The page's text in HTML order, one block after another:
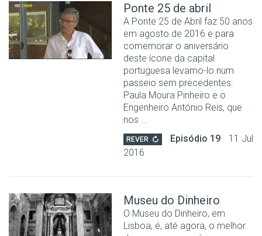
Ponte 25 de abril
A Ponte 25 de Abril faz 50 anos
em agosto de 2016 e para
comemorar o aniversário
deste ícone da capital
portuguesa levamo-lo num
passeio sem precedentes:
Paula Moura Pinheiro e o
Engenheiro António Reis, que
nos ...
REVER Episódio 19
11 Jul
2016
Museu do Dinheiro
O Museu do Dinheiro, em
Lisboa, é, até agora, o melhor